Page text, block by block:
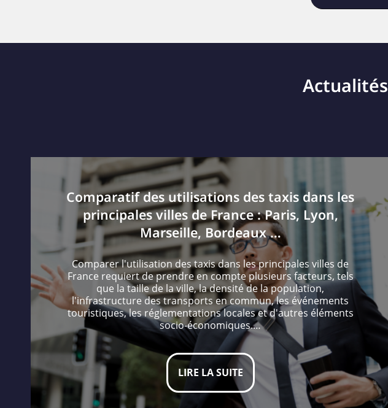
Actualités
Comparatif des utilisations des taxis dans les
principales villes de France : Paris, Lyon,
Marseille, Bordeaux …
Comparer l'utilisation des taxis dans les principales villes de
France requiert de prendre en compte plusieurs facteurs, tels
que la taille de la ville, la densité de la population,
l'infrastructure des transports en commun, les événements
touristiques, les réglementations locales et d'autres éléments
socio-économiques.…
LIRE LA SUITE